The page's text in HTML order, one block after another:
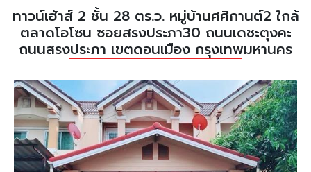
ทาวน์เฮ้าส์ 2 ชั้น 28 ตร.ว. หมู่บ้านศศิกานต์2 ใกล้
ตลาดโอโซน ซอยสรงประภา30 ถนนเดชะตุงคะ
ถนนสรงประภา เขตดอนเมือง กรุงเทพมหานคร